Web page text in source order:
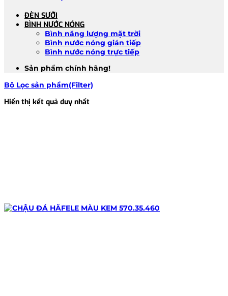
ĐÈN SƯỞI
BÌNH NƯỚC NÓNG
Bình năng lượng mặt trời
Bình nước nóng gián tiếp
Bình nước nóng trực tiếp
Sản phẩm chính hãng!
Bộ Lọc sản phẩm(Filter)
Hiển thị kết quả duy nhất